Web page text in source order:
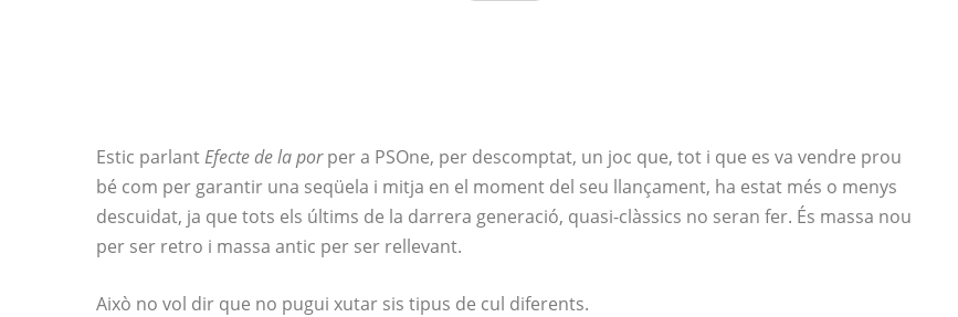
Estic parlantEfecte de la porper a PSOne, per descomptat, un joc que, tot i que es va vendre prou
bé com per garantir una seqüela i mitja en el moment del seu llançament, ha estat més o menys
descuidat, ja que tots els últims de la darrera generació, quasi-clàssics no seran fer. És massa nou
per ser retro i massa antic per ser rellevant.
Això no vol dir que no pugui xutar sis tipus de cul diferents.